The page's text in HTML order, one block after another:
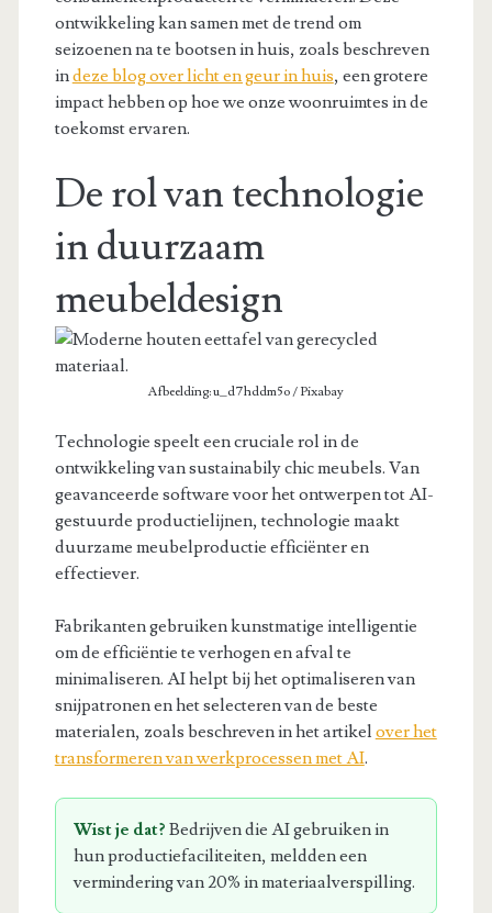
ontwikkeling kan samen met de trend om
seizoenen na te bootsen in huis, zoals beschreven
indeze blog over licht en geur in huis, een grotere
impact hebben op hoe we onze woonruimtes in de
toekomst ervaren.
De rol van technologie
in duurzaam
meubeldesign
Afbeelding: u_d7hddm5o / Pixabay
Technologie speelt een cruciale rol in de
ontwikkeling van sustainabily chic meubels. Van
geavanceerde software voor het ontwerpen tot AI-
gestuurde productielijnen, technologie maakt
duurzame meubelproductie efficiënter en
effectiever.
Fabrikanten gebruiken kunstmatige intelligentie
om de efficiëntie te verhogen en afval te
minimaliseren. AI helpt bij het optimaliseren van
snijpatronen en het selecteren van de beste
materialen, zoals beschreven in het artikel over het
transformeren van werkprocessen met AI.
Wist je dat? Bedrijven die AI gebruiken in
hun productiefaciliteiten, meldden een
vermindering van 20% in materiaalverspilling.